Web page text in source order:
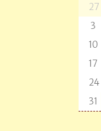
27
3
10
17
24
31